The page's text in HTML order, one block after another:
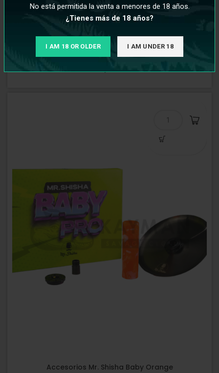
No está permitida la venta a menores de 18 años.
¿Tienes más de 18 años?
I AM 18 OR OLDER I AM UNDER 18
29,95
Accesorios Mr. Shisha Baby Orange